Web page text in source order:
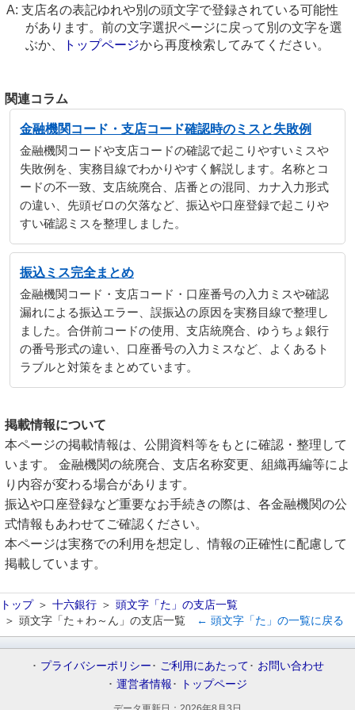
支店名の表記ゆれや別の頭文字で登録されている可能性
があります。前の文字選択ページに戻って別の文字を選
ぶか、
トップページから再度検索してみてください。
関連コラム
金融機関コード・支店コード確認時のミスと失敗例
金融機関コードや支店コードの確認で起こりやすいミスや
失敗例を、実務目線でわかりやすく解説します。名称とコ
ードの不一致、支店統廃合、店番との混同、カナ入力形式
の違い、先頭ゼロの欠落など、振込や口座登録で起こりや
すい確認ミスを整理しました。
振込ミス完全まとめ
金融機関コード・支店コード・口座番号の入力ミスや確認
漏れによる振込エラー、誤振込の原因を実務目線で整理し
ました。合併前コードの使用、支店統廃合、ゆうちょ銀行
の番号形式の違い、口座番号の入力ミスなど、よくあるト
ラブルと対策をまとめています。
掲載情報について
本ページの掲載情報は、公開資料等をもとに確認・整理して
います。 金融機関の統廃合、支店名称変更、組織再編等によ
り内容が変わる場合があります。
振込や口座登録など重要なお手続きの際は、各金融機関の公
式情報もあわせてご確認ください。
本ページは実務での利用を想定し、情報の正確性に配慮して
掲載しています。
トップ 十六銀行
頭文字「た」の支店一覧
頭文字「た＋わ～ん」の支店一覧
← 頭文字「た」の一覧に戻る
プライバシーポリシー ご利用にあたって
お問い合わせ
運営者情報
トップページ